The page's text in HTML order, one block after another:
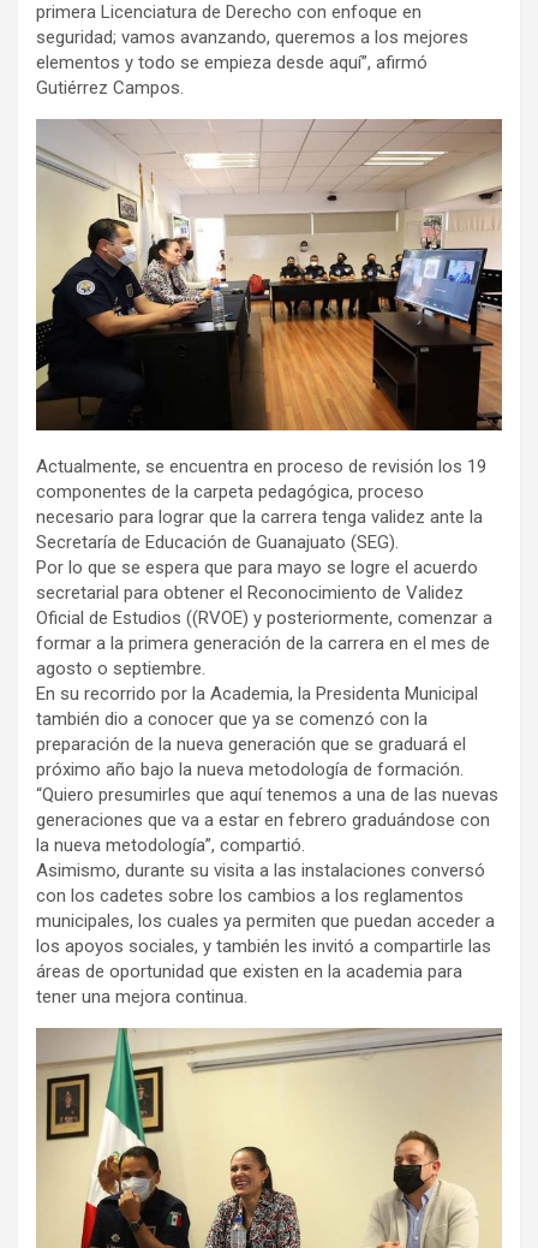
primera Licenciatura de Derecho con enfoque en
seguridad; vamos avanzando, queremos a los mejores
elementos y todo se empieza desde aquí”, afirmó
Gutiérrez Campos.
Actualmente, se encuentra en proceso de revisión los 19
componentes de la carpeta pedagógica, proceso
necesario para lograr que la carrera tenga validez ante la
Secretaría de Educación de Guanajuato (SEG).
Por lo que se espera que para mayo se logre el acuerdo
secretarial para obtener el Reconocimiento de Validez
Oficial de Estudios ((RVOE) y posteriormente, comenzar a
formar a la primera generación de la carrera en el mes de
agosto o septiembre.
En su recorrido por la Academia, la Presidenta Municipal
también dio a conocer que ya se comenzó con la
preparación de la nueva generación que se graduará el
próximo año bajo la nueva metodología de formación.
“Quiero presumirles que aquí tenemos a una de las nuevas
generaciones que va a estar en febrero graduándose con
la nueva metodología”, compartió.
Asimismo, durante su visita a las instalaciones conversó
con los cadetes sobre los cambios a los reglamentos
municipales, los cuales ya permiten que puedan acceder a
los apoyos sociales, y también les invitó a compartirle las
áreas de oportunidad que existen en la academia para
tener una mejora continua.